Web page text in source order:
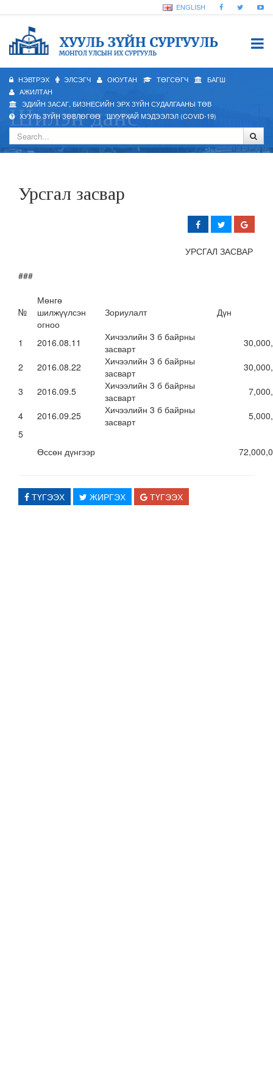
ENGLISH
НЭВТРЭХ ЭЛСЭГЧ ОЮУТАН ТӨГСӨГЧ
БАГШ
АЖИЛТАН
ЭДИЙН ЗАСАГ, БИЗНЕСИЙН ЭРХ ЗҮЙН СУДАЛГААНЫ ТӨВ
ХУУЛЬ ЗҮЙН ЗӨВЛӨГӨӨ
ШУУРХАЙ МЭДЭЭЛЭЛ (COVID-19)
Шилэн данс
Урсгал засвар
УРСГАЛ ЗАСВАР
###
№
Мөнгө
шилжүүлсэн
огноо
Зориулалт Дүн
1 2016.08.11
Хичээлийн 3 б байрны
засварт
2
2016.08.22
Хичээлийн 3 б байрны
засварт
3
2016.09.5
Хичээлийн 3 б байрны
засварт
4
2016.09.25
Хичээлийн 3 б байрны
засварт
5
Өссөн дүнгээр
ТҮГЭЭХ ЖИРГЭХ ТҮГЭЭХ